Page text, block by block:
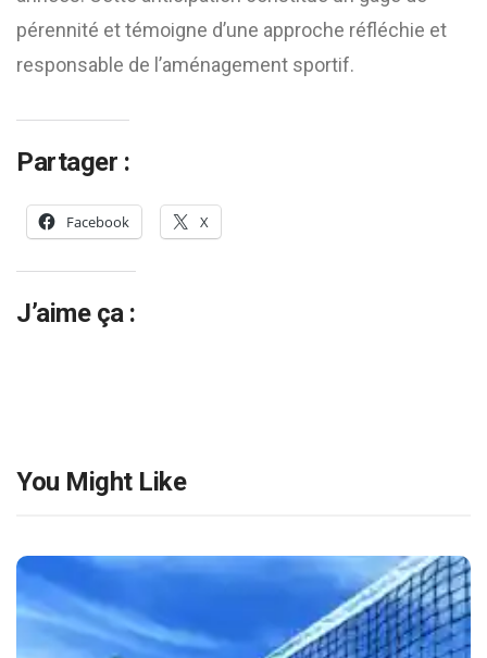
pérennité et témoigne d’une approche réfléchie et
responsable de l’aménagement sportif.
Partager :
Facebook X
J’aime ça :
You Might Like